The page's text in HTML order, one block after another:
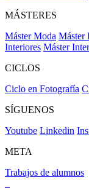
MÁSTERES
Máster Moda Máster
Interiores Máster
CICLOS
Ciclo en Fotografía
SÍGUENOS
Youtube Linkedin
META
Trabajos de alumnos